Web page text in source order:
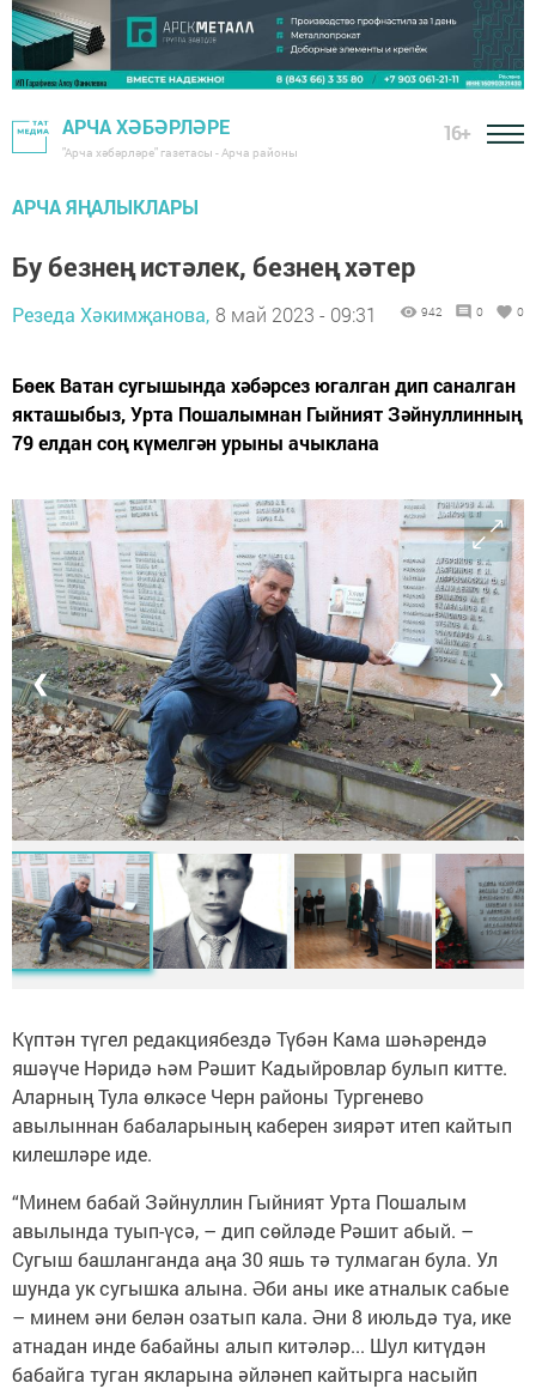
АРЧА ХӘБӘРЛӘРЕ
"Арча хәбәрләре" газетасы - Арча районы
16+
АРЧА ЯҢАЛЫКЛАРЫ
Бу безнең истәлек, безнең хәтер
Резеда Хәкимҗанова, 8 май 2023 - 09:31 942 0 0
Бөек Ватан сугышында хәбәрсез югалган дип саналган
якташыбыз, Урта Пошалымнан Гыйният Зәйнуллинның
79 елдан соң күмелгән урыны ачыклана
❮ ❯
Күптән түгел редакциябездә Түбән Кама шәһәрендә
яшәүче Нәридә һәм Рәшит Кадыйровлар булып китте.
Аларның Тула өлкәсе Черн районы Тургенево
авылыннан бабаларының каберен зиярәт итеп кайтып
килешләре иде.
“Минем бабай Зәйнуллин Гыйният Урта Пошалым
авылында туып-үсә, – дип сөйләде Рәшит абый. –
Сугыш башланганда аңа 30 яшь тә тулмаган була. Ул
шунда ук сугышка алына. Әби аны ике атналык сабые
– минем әни белән озатып кала. Әни 8 июльдә туа, ике
атнадан инде бабайны алып китәләр... Шул китүдән
бабайга туган якларына әйләнеп кайтырга насыйп